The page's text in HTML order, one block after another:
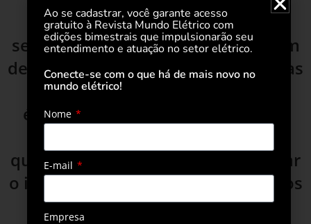
proporciona mais autonomia e
segurança para o consumidor, além
de ter sinergia com diversas pessoas
que possuem valores e critérios
éticos com questões ambientais,
quesitos esses que fazem aumentar
o interesse por iniciativas e projetos
com essa consciência.
Ao se cadastrar, você garante acesso
gratuito à Revista Mundo Elétrico com
edições bimestrais que impulsionarão seu
entendimento e atuação no setor elétrico.
Conecte-se com o que há de mais novo no
mundo elétrico!
Nome
E-mail
Empresa